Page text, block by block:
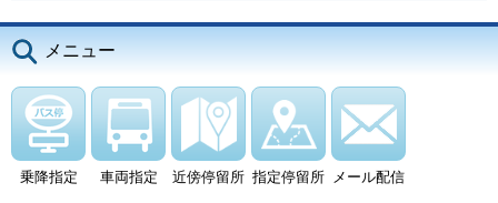
メニュー
乗降指定 車両指定 近傍停留所 指定停留所 メール配信